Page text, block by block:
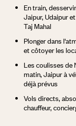
En train,
Jaipur, Udaipur
Taj Mahal
Plonger dans
et côtoyer les
Les coulisses de
matin, Jaipur à
déjà prévus
Vols directs,
chauffeur,